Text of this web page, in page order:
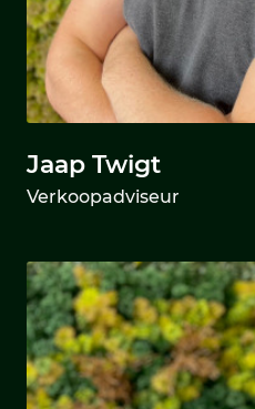
Jaap Twigt
Verkoopadviseur